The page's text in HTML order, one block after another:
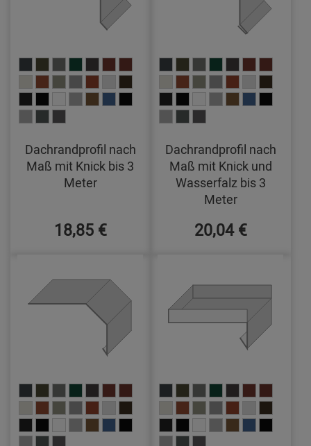
Dachrandprofil nach
Maß mit Knick bis 3
Meter
18,85 €
Dachrandprofil nach
Maß mit Knick und
Wasserfalz bis 3
Meter
20,04 €